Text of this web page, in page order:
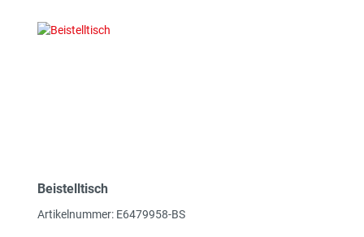
Beistelltisch
Artikelnummer: E6479958-BS